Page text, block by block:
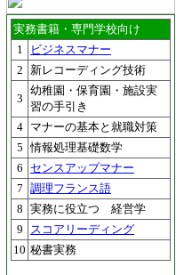
実務書籍・専門学校向け
1
ビジネスマナー
2
新レコーディング技術
3
幼稚園・保育園・施設実
習の手引き
4
マナーの基本と就職対策
5 情報処理基礎数学
6
センスアップマナー
7 調理フランス語
8 実務に役立つ 経営学
9
スコアリーディング
10 秘書実務